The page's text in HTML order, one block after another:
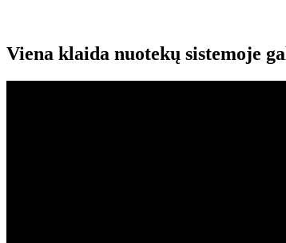
Viena klaida nuotekų sistemoje